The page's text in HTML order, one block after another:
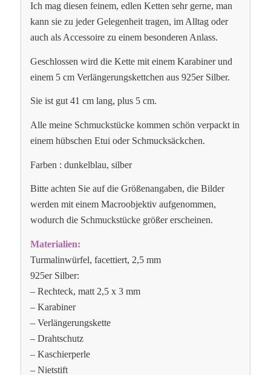
Ich mag diesen feinem, edlen Ketten sehr gerne, man
kann sie zu jeder Gelegenheit tragen, im Alltag oder
auch als Accessoire zu einem besonderen Anlass.
Geschlossen wird die Kette mit einem Karabiner und
einem 5 cm Verlängerungskettchen aus 925er Silber.
Sie ist gut 41 cm lang, plus 5 cm.
Alle meine Schmuckstücke kommen schön verpackt in
einem hübschen Etui oder Schmucksäckchen.
Farben : dunkelblau, silber
Bitte achten Sie auf die Größenangaben, die Bilder
werden mit einem Macroobjektiv aufgenommen,
wodurch die Schmuckstücke größer erscheinen.
Materialien:
Turmalinwürfel, facettiert, 2,5 mm
925er Silber:
– Rechteck, matt 2,5 x 3 mm
– Karabiner
– Verlängerungskette
– Drahtschutz
– Kaschierperle
– Nietstift